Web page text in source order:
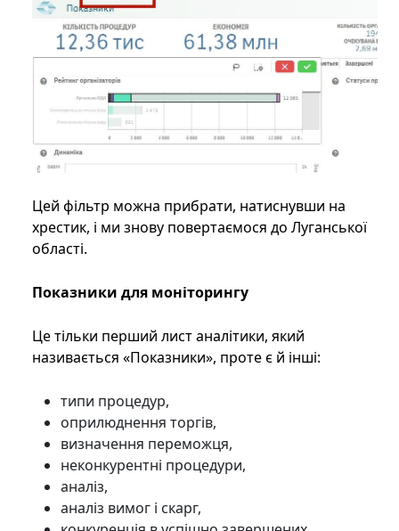
Цей фільтр можна прибрати, натиснувши на
хрестик, і ми знову повертаємося до Луганської
області.
Показники для моніторингу
Це тільки перший лист аналітики, який
називається «Показники», проте є й інші:
типи процедур,
оприлюднення торгів,
визначення переможця,
неконкурентні процедури,
аналіз,
аналіз вимог і скарг,